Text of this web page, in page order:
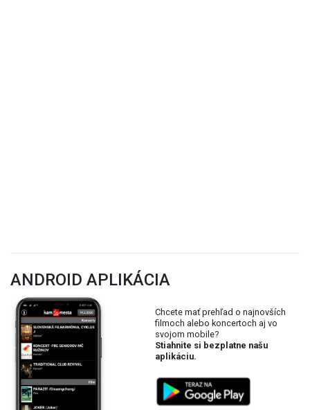
ANDROID APLIKÁCIA
Chcete mať prehľad o najnovších
filmoch alebo koncertoch aj vo
svojom mobile?
Stiahnite si bezplatne našu
aplikáciu.